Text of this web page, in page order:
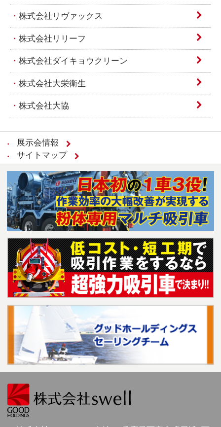
株式会社リヴァックス
株式会社リリーフ
株式会社ダイキョウクリーン
株式会社大栄衛生
株式会社大協
展示会情報
サイトマップ